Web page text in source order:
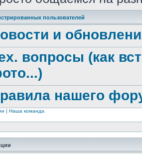
пользователей
и
вопросы (как
нашего
| Наша команда